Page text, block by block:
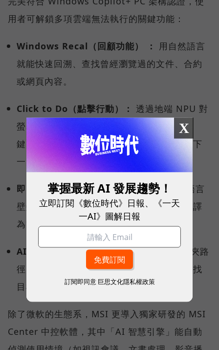
用者可解鎖多項雲端無法執行的關鍵功能：
Windows Recal（回顧功能） ：
用自然語言
就能快速回溯、查找曾經瀏覽過的文件、合約
或網頁內容。
Click to Do（點擊行動）： 透過地端 NPU 對
螢幕內容的即時理解，使用者只要按下快捷
鍵，就能讓系統智慧偵測、分析，預測你的下
一步行動，快速啟動後續工作流程。
即時字幕翻譯（Live Captions）：打破語言
壁壘，跨國視訊會議時，即時將多國語言翻譯
為繁體中文。
AI 智慧搜尋：不需要精確記住檔名或資料夾路
徑，用自然語言就能從茫茫資料海中精準查找
目標檔案。
除了微軟的生態系，MSI 更導入獨家研發的 MSI
Center 中控軟體，其中「AI 智慧引擎」能自動
X
掌握最新 AI 發展趨勢！
立即訂閱《數位時代》日報、《一天
一AI》圖解日報
訂閱即同意 巨思文化隱私權政策